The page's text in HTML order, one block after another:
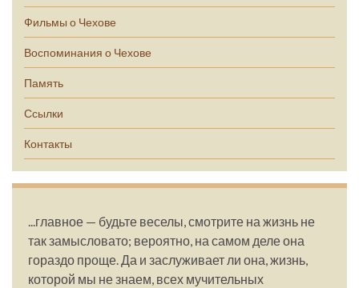
Фильмы о Чехове
Воспоминания о Чехове
Память
Ссылки
Контакты
...главное — будьте веселы, смотрите на жизнь не
так замысловато; вероятно, на самом деле она
гораздо проще. Да и заслуживает ли она, жизнь,
которой мы не знаем, всех мучительных